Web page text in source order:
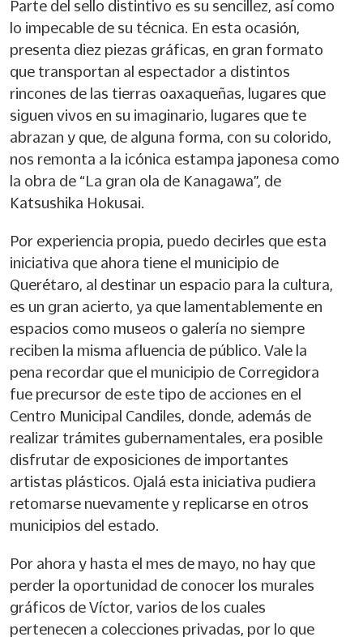
Parte del sello distintivo es su sencillez, así como
lo impecable de su técnica. En esta ocasión,
presenta diez piezas gráficas, en gran formato
que transportan al espectador a distintos
rincones de las tierras oaxaqueñas, lugares que
siguen vivos en su imaginario, lugares que te
abrazan y que, de alguna forma, con su colorido,
nos remonta a la icónica estampa japonesa como
la obra de “La gran ola de Kanagawa”, de
Katsushika Hokusai.
Por experiencia propia, puedo decirles que esta
iniciativa que ahora tiene el municipio de
Querétaro, al destinar un espacio para la cultura,
es un gran acierto, ya que lamentablemente en
espacios como museos o galería no siempre
reciben la misma afluencia de público. Vale la
pena recordar que el municipio de Corregidora
fue precursor de este tipo de acciones en el
Centro Municipal Candiles, donde, además de
realizar trámites gubernamentales, era posible
disfrutar de exposiciones de importantes
artistas plásticos. Ojalá esta iniciativa pudiera
retomarse nuevamente y replicarse en otros
municipios del estado.
Por ahora y hasta el mes de mayo, no hay que
perder la oportunidad de conocer los murales
gráficos de Víctor, varios de los cuales
pertenecen a colecciones privadas, por lo que